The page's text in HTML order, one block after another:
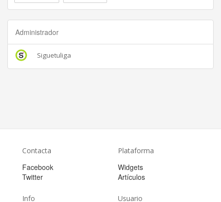
Administrador
Siguetuliga
Contacta
Facebook
Twitter
Plataforma
Widgets
Artículos
Info Usuario